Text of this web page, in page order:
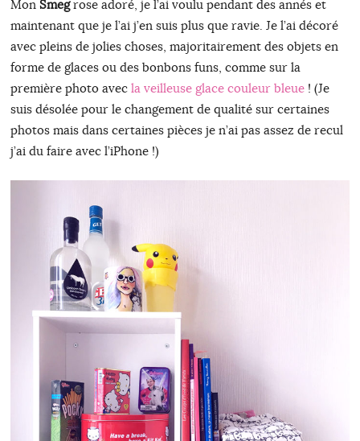
Mon Smegrose adoré, je l’ai voulu pendant des annés et
maintenant que je l’ai j’en suis plus que ravie. Je l’ai décoré
avec pleins de jolies choses, majoritairement des objets en
forme de glaces ou des bonbons funs, comme sur la
première photo avec la veilleuse glace couleur bleue! (Je
suis désolée pour le changement de qualité sur certaines
photos mais dans certaines pièces je n’ai pas assez de recul
j’ai du faire avec l’iPhone !)